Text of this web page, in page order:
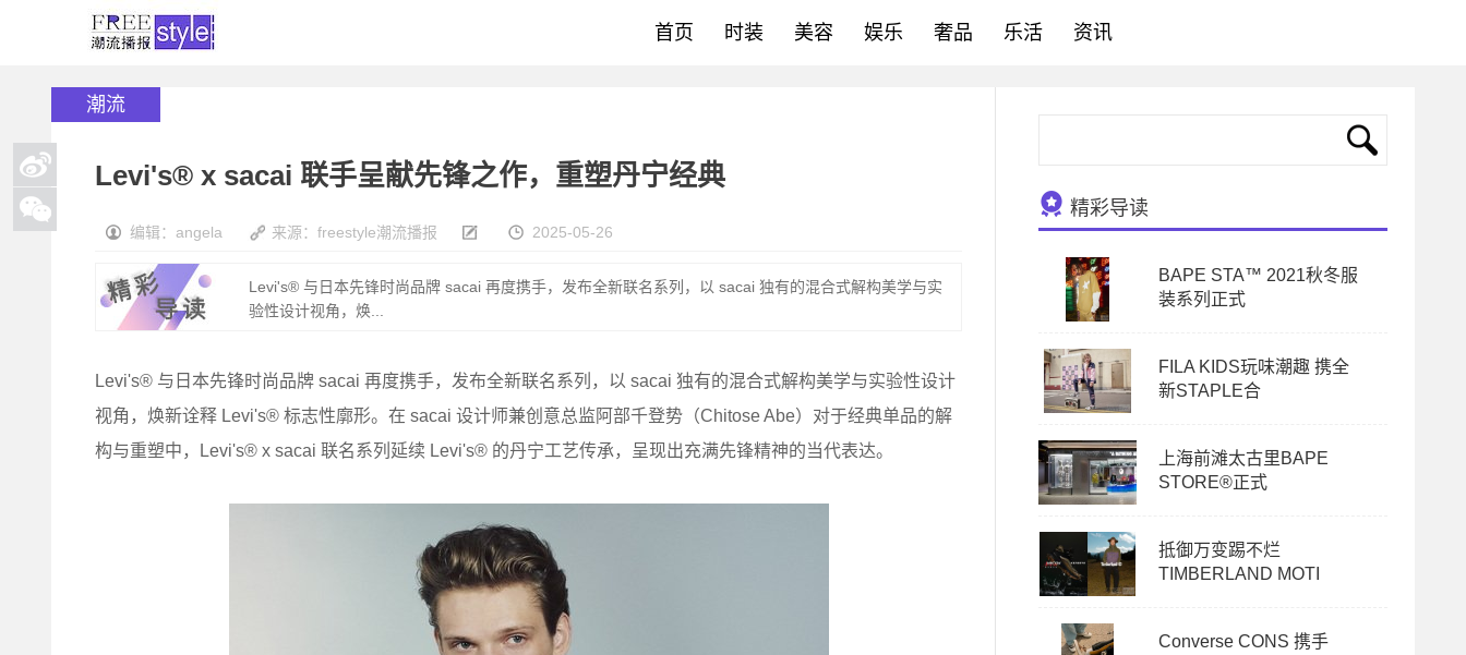
首页 时装 美容 娱乐 奢品 乐活 资讯
潮流
Levi's® x sacai 联手呈献先锋之作，重塑丹宁经典
编辑：angela 来源：freestyle潮流播报 2025-05-26
Levi's® 与日本先锋时尚品牌 sacai 再度携手，发布全新联名系列，以 sacai 独有的混合式解构美学与实
验性设计视角，焕...
Levi's® 与日本先锋时尚品牌 sacai 再度携手，发布全新联名系列，以 sacai 独有的混合式解构美学与实验性设计
视角，焕新诠释 Levi's® 标志性廓形。在 sacai 设计师兼创意总监阿部千登势（Chitose Abe）对于经典单品的解
构与重塑中，Levi's® x sacai 联名系列延续 Levi's® 的丹宁工艺传承，呈现出充满先锋精神的当代表达。
精彩导读
BAPE STA™ 2021秋冬服
装系列正式
FILA KIDS玩味潮趣 携全
新STAPLE合
上海前滩太古里BAPE
STORE®正式
抵御万变踢不烂
TIMBERLAND MOTI
Converse CONS 携手